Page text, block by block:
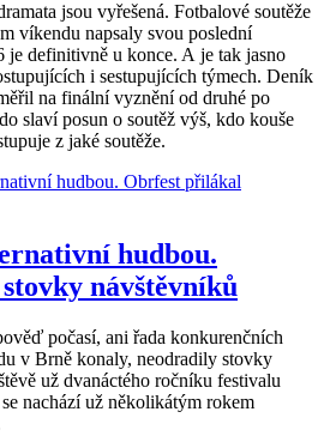
jsou vyřešená. Fotbalové soutěže
víkendu napsaly svou poslední
je definitivně u konce. A je tak jasno
i sestupujících týmech. Deník
na finální vyznění od druhé po
slaví posun o soutěž výš, kdo kouše
z jaké soutěže.
hudbou.
návštěvníků
počasí, ani řada konkurenčních
v Brně konaly, neodradily stovky
už dvanáctého ročníku festivalu
nachází už několikátým rokem